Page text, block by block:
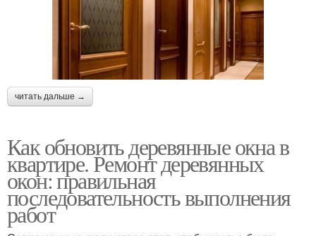
читать дальше →
Как обновить деревянные окна в
квартире. Ремонт деревянных
окон: правильная
последовательность выполнения
работ